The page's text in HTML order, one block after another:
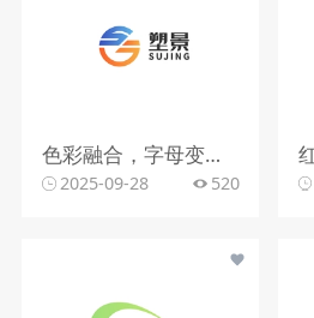
色彩融合，字母变形，文字搭配
2025-09-28 520